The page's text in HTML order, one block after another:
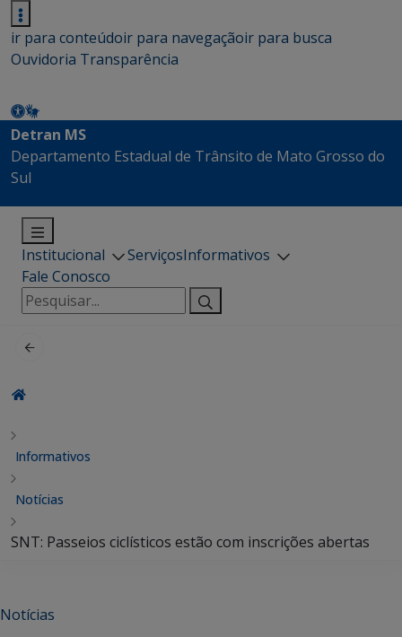
ir para conteúdoir para navegaçãoir para busca
Ouvidoria Transparência
Detran MS
Departamento Estadual de Trânsito de Mato Grosso do
Sul
Institucional ServiçosInformativos
Fale Conosco
Pesquisar
por:
Informativos
Notícias
SNT: Passeios ciclísticos estão com inscrições abertas
Notícias